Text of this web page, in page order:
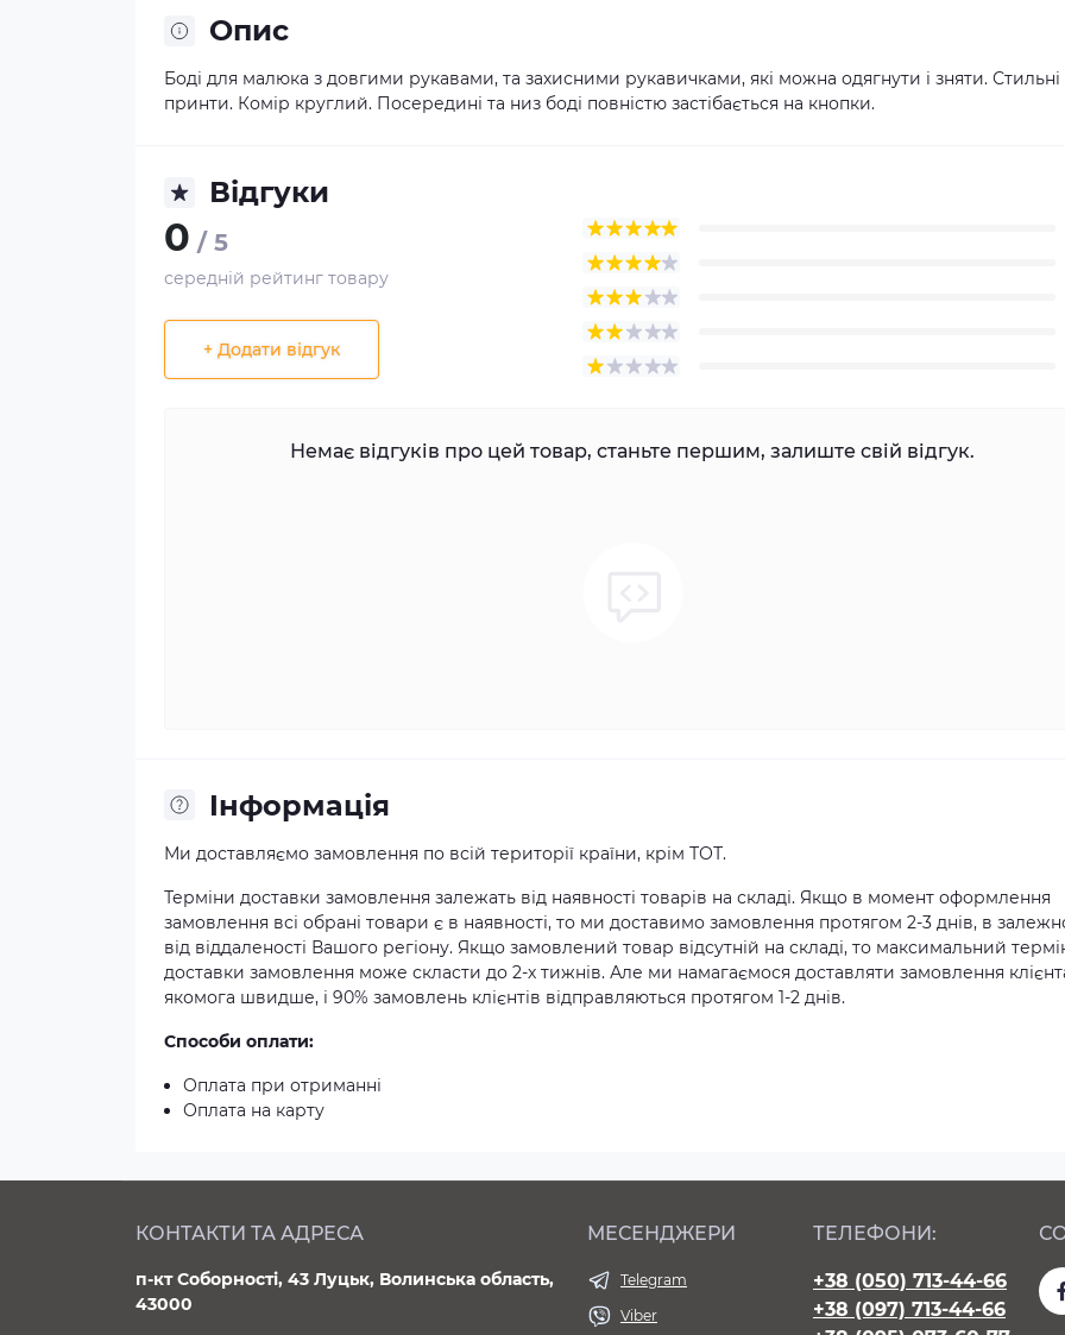
Опис
Боді для малюка з довгими рукавами, та захисними рукавичками, які можна одягнути і зняти. Стильні
принти. Комір круглий. Посередині та низ боді повністю застібається на кнопки.
Відгуки
0 / 5
середній рейтинг товару
+ Додати відгук
Немає відгуків про цей товар, станьте першим, залиште свій відгук.
Iнформація
Ми доставляємо замовлення по всій території країни, крім ТОТ.
Терміни доставки замовлення залежать від наявності товарів на складі. Якщо в момент оформлення
замовлення всі обрані товари є в наявності, то ми доставимо замовлення протягом 2-3 днів, в
від віддаленості Вашого регіону. Якщо замовлений товар відсутній на складі, то максимальний
доставки замовлення може скласти до 2-х тижнів. Але ми намагаємося доставляти замовлення
якомога швидше, і 90% замовлень клієнтів відправляються протягом 1-2 днів.
Способи оплати:
Оплата при отриманні
Оплата на карту
КОНТАКТИ ТА АДРЕСА
п-кт Соборності, 43 Луцьк, Волинська область,
43000
МЕСЕНДЖЕРИ
Telegram
Viber
ТЕЛЕФОНИ:
+38 (050) 713-44-66
+38 (097) 713-44-66